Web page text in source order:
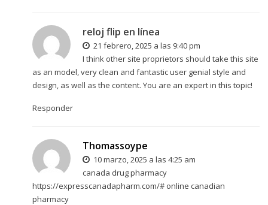
reloj flip en línea
21 febrero, 2025 a las 9:40 pm
I think other site proprietors should take this site
as an model, very clean and fantastic user genial style and
design, as well as the content. You are an expert in this topic!
Responder
Thomassoype
10 marzo, 2025 a las 4:25 am
canada drug pharmacy
https://expresscanadapharm.com/#online canadian
pharmacy